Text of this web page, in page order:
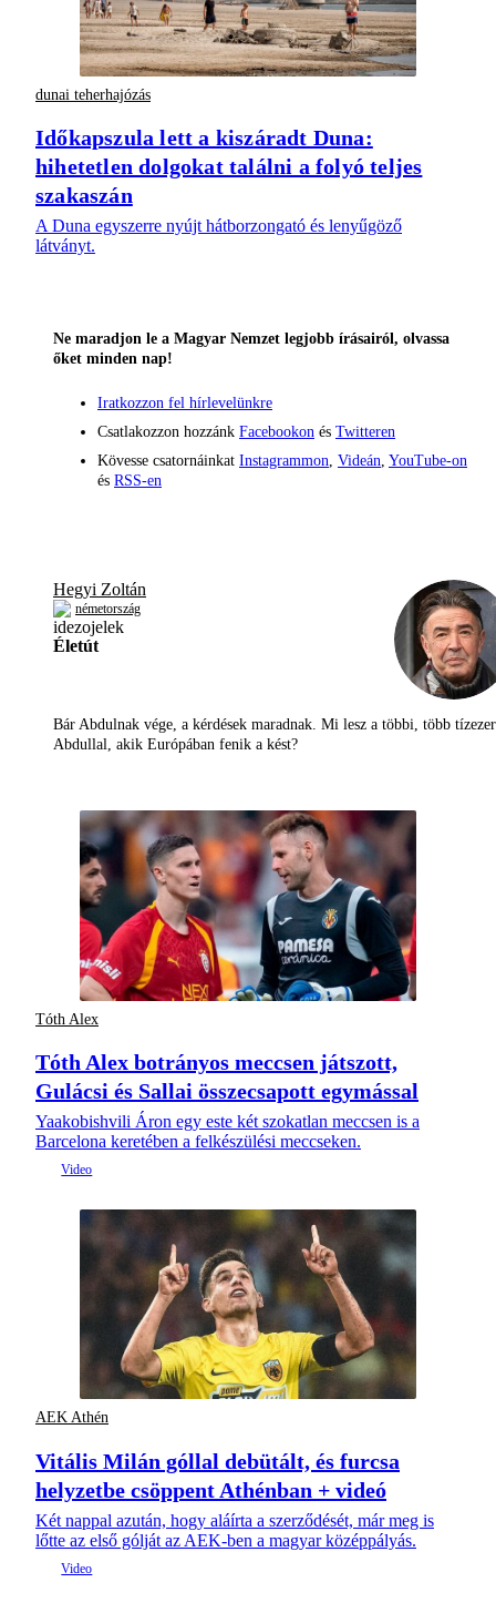
dunai teherhajózás
Időkapszula lett a kiszáradt Duna:
hihetetlen dolgokat találni a folyó teljes
szakaszán
A Duna egyszerre nyújt hátborzongató és lenyűgöző
látványt.
Ne maradjon le a Magyar Nemzet legjobb írásairól, olvassa
őket minden nap!
Iratkozzon fel hírlevelünkre
Csatlakozzon hozzánk Facebookon és Twitteren
Kövesse csatornáinkat Instagrammon, Videán, YouTube-on
és RSS-en
Hegyi Zoltán
németország
Életút
Bár Abdulnak vége, a kérdések maradnak. Mi lesz a többi, több tízezer
Abdullal, akik Európában fenik a kést?
Tóth Alex
Tóth Alex botrányos meccsen játszott,
Gulácsi és Sallai összecsapott egymással
Yaakobishvili Áron egy este két szokatlan meccsen is a
Barcelona keretében a felkészülési meccseken.
AEK Athén
Vitális Milán góllal debütált, és furcsa
helyzetbe csöppent Athénban + videó
Két nappal azután, hogy aláírta a szerződését, már meg is
lőtte az első gólját az AEK-ben a magyar középpályás.